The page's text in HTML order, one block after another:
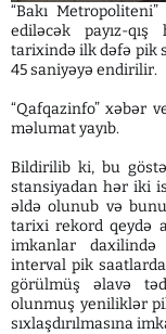
“Bakı
ediləcək payız-
tarixində ilk dəfə pik
45 saniyəyə endirilir.
“Qafqazinfo” xəbər
məlumat yayıb.
Bildirilib ki, bu
stansiyadan hər iki
əldə olunub və
tarixi rekord qeydə
imkanlar daxilində
interval pik
görülmüş əlavə
olunmuş yeniliklər
sıxlaşdırılmasına